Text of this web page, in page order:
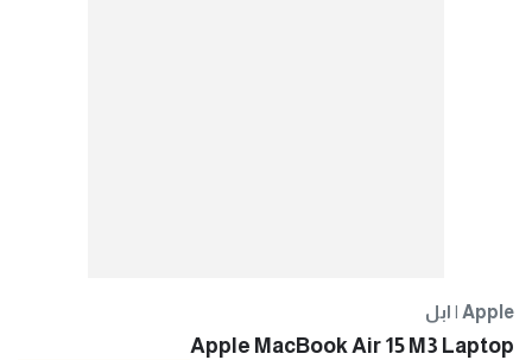
ابل | Apple
Apple MacBook Air 15 M3 Laptop